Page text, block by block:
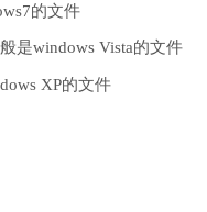
的文件
是windows Vista的文件
XP的文件